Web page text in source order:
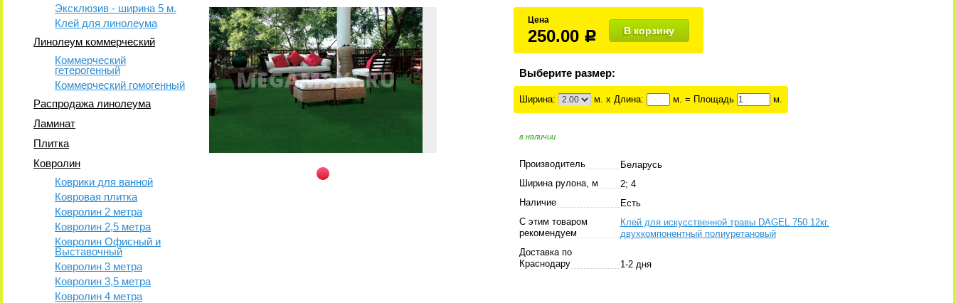
Эксклюзив - ширина 5 м.
Клей для линолеума
Линолеум коммерческий
Коммерческий
гетерогенный
Коммерческий гомогенный
Распродажа линолеума
Ламинат
Плитка
Ковролин
Коврики для ванной
Ковровая плитка
Ковролин 2 метра
Ковролин 2,5 метра
Ковролин Офисный и
Выставочный
Ковролин 3 метра
Ковролин 3,5 метра
Ковролин 4 метра
Цена
250.00 Р В корзину
Выберите размер:
Ширина: м. x Длина: м. = Площадь м.
в наличии
Производитель
Беларусь
Ширина рулона, м
2; 4
Наличие
Есть
С этим товаром
рекомендуем
Клей для искусственной травы DAGEL 750 12кг.
двухкомпонентный полиуретановый
Доставка по
Краснодару
1-2 дня